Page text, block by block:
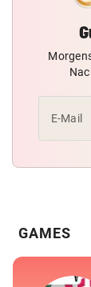
E-Mail
GAMES